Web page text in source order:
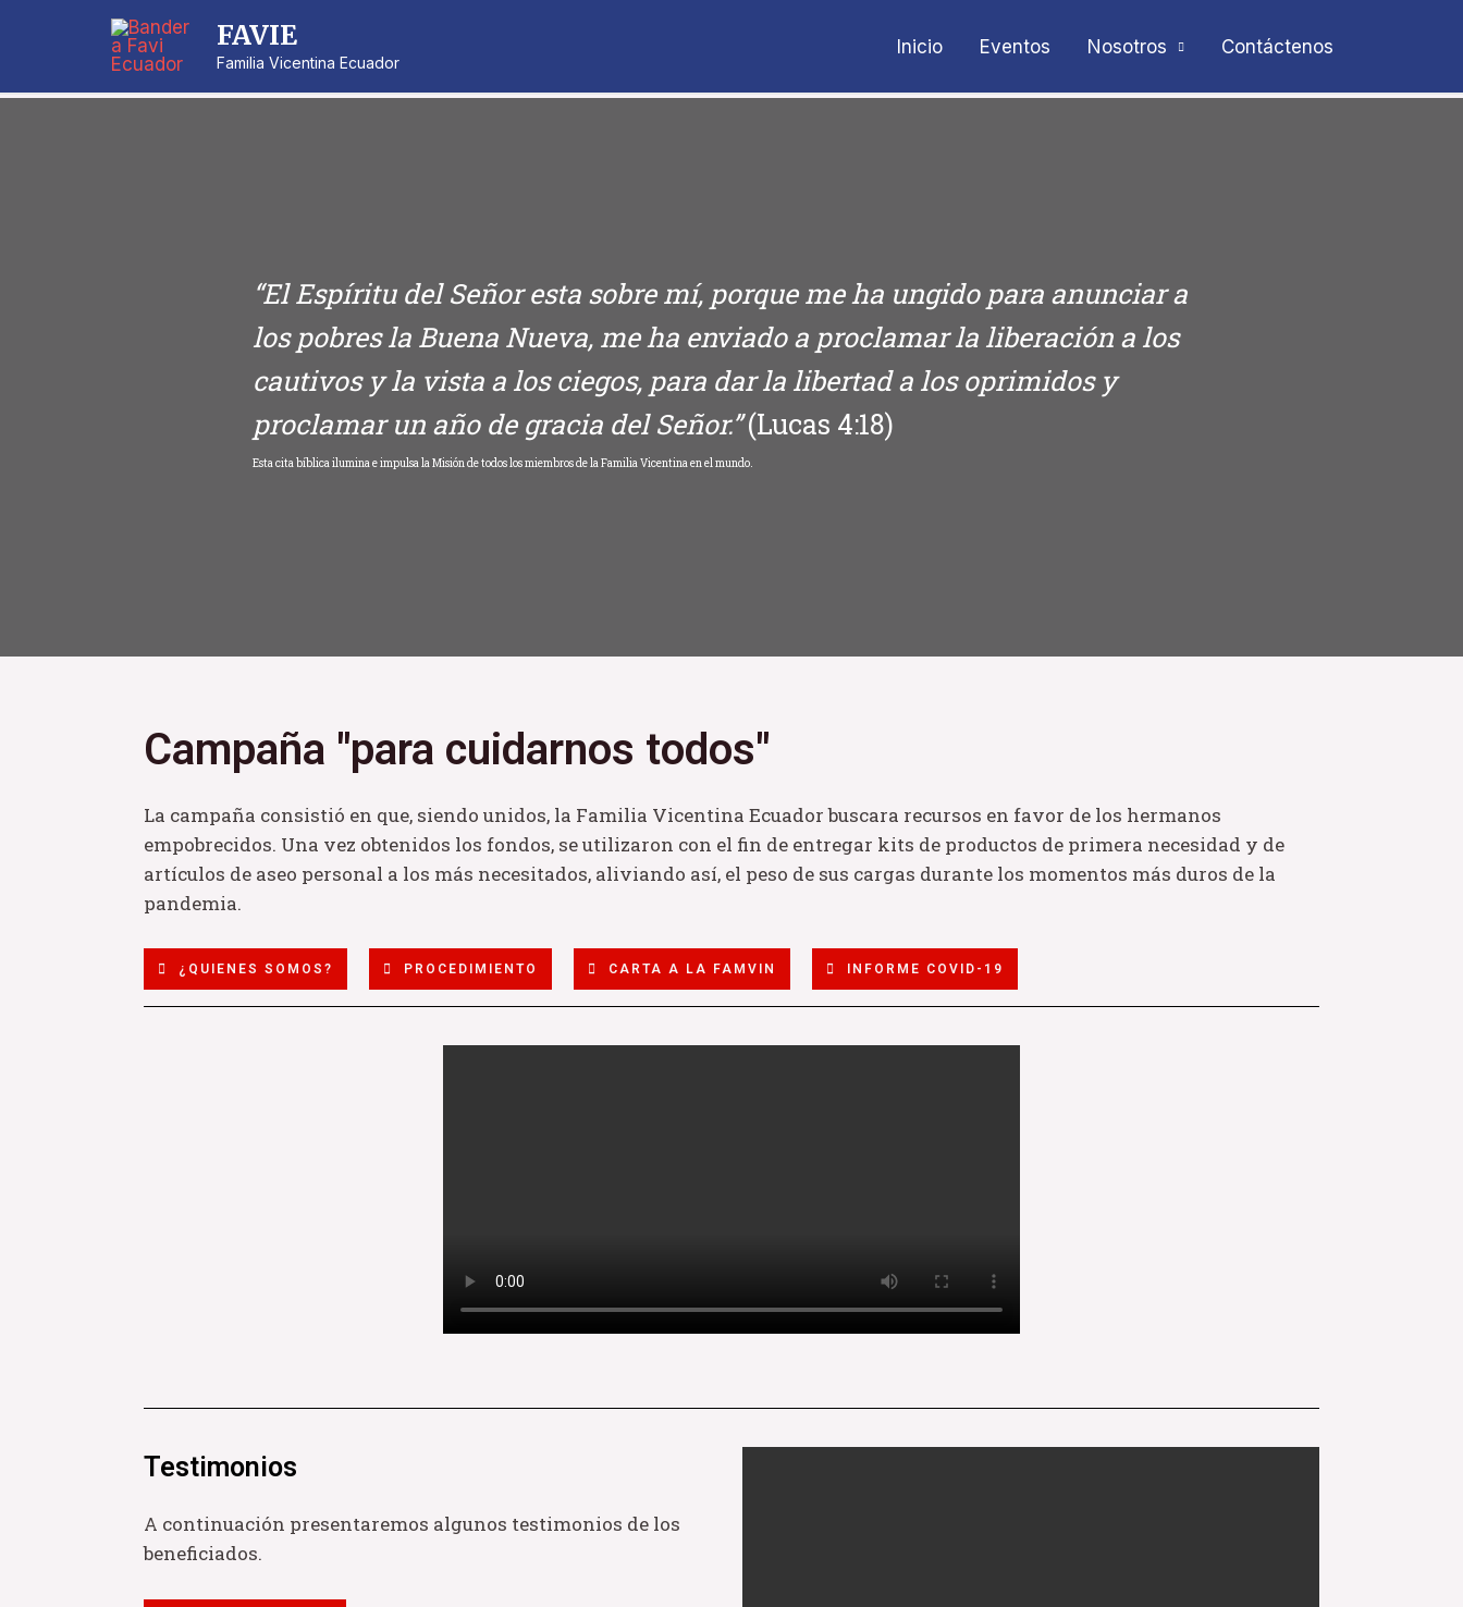
FAVIE
Familia Vicentina Ecuador
Inicio Eventos Nosotros Contáctenos
“El Espíritu del Señor esta sobre mí, porque me ha ungido para anunciar a
los pobres la Buena Nueva, me ha enviado a proclamar la liberación a los
cautivos y la vista a los ciegos, para dar la libertad a los oprimidos y
proclamar un año de gracia del Señor.”(Lucas 4:18)
Esta cita bíblica ilumina e impulsa la Misión de todos los miembros de la Familia Vicentina en el mundo.
Campaña "para cuidarnos todos"
La campaña consistió en que, siendo unidos, la Familia Vicentina Ecuador buscara recursos en favor de los hermanos
empobrecidos. Una vez obtenidos los fondos, se utilizaron con el fin de entregar kits de productos de primera necesidad y de
artículos de aseo personal a los más necesitados, aliviando así, el peso de sus cargas durante los momentos más duros de la
pandemia.
¿QUIENES SOMOS? PROCEDIMIENTO CARTA A LA FAMVIN INFORME COVID-19
Testimonios
A continuación presentaremos algunos testimonios de los
beneficiados.